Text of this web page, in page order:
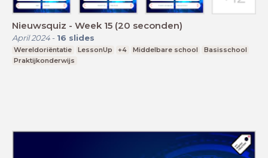
Nieuwsquiz - Week 15 (20 seconden)
April 2024- 16 slides
Wereldoriëntatie LessonUp +4 Middelbare school
Basisschool
Praktijkonderwijs